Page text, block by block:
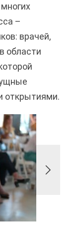
–
врачей,
области
открытиями.